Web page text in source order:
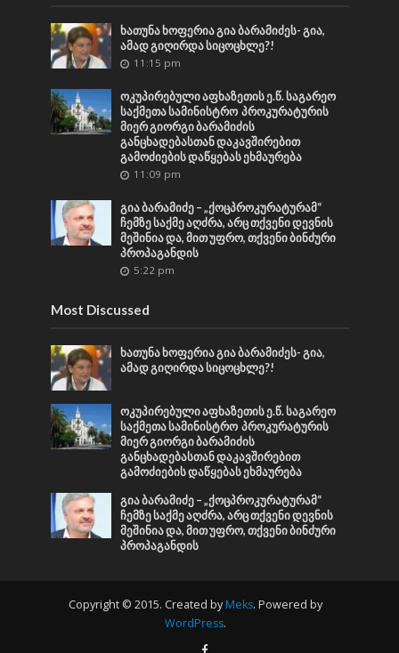
ხათუნა ხოფერია გია ბარამიძეს- გია,
ამად გიღირდა სიცოცხლე?!
11:15 pm
ოკუპირებული აფხაზეთის ე.წ. საგარეო
საქმეთა სამინისტრო პროკურატურის
მიერ გიორგი ბარამიძის
განცხადებასთან დაკავშირებით
გამოძიების დაწყებას ეხმაურება
11:09 pm
გია ბარამიძე – „ქოცპროკურატურამ“
ჩემზე საქმე აღძრა, არც თქვენი დევნის
მეშინია და, მით უფრო, თქვენი ბინძური
პროპაგანდის
5:22 pm
Most Discussed
ხათუნა ხოფერია გია ბარამიძეს- გია,
ამად გიღირდა სიცოცხლე?!
ოკუპირებული აფხაზეთის ე.წ. საგარეო
საქმეთა სამინისტრო პროკურატურის
მიერ გიორგი ბარამიძის
განცხადებასთან დაკავშირებით
გამოძიების დაწყებას ეხმაურება
გია ბარამიძე – „ქოცპროკურატურამ“
ჩემზე საქმე აღძრა, არც თქვენი დევნის
მეშინია და, მით უფრო, თქვენი ბინძური
პროპაგანდის
Copyright © 2015. Created by Meks. Powered by
WordPress.